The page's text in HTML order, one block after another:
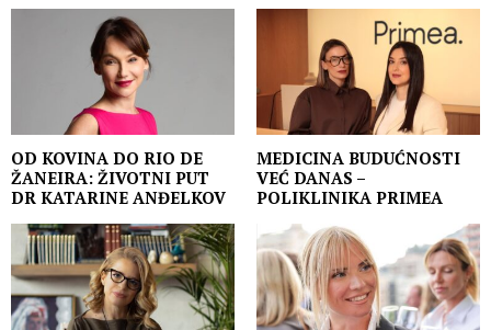
OD KOVINA DO RIO DE
ŽANEIRA: ŽIVOTNI PUT
DR KATARINE ANĐELKOV
MEDICINA BUDUĆNOSTI
VEĆ DANAS –
POLIKLINIKA PRIMEA